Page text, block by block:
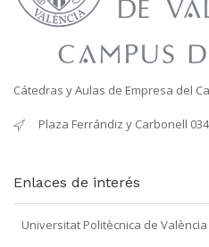
Cátedras y Aulas de Empresa del
Plaza Ferrándiz y Carbonell
Enlaces de interés
Universitat Politècnica de València